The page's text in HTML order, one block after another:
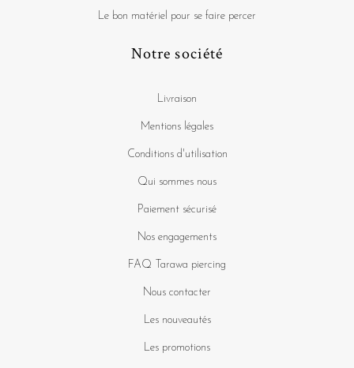
Le bon matériel pour se faire percer
Notre société
Livraison
Mentions légales
Conditions d'utilisation
Qui sommes nous
Paiement sécurisé
Nos engagements
FAQ Tarawa piercing
Nous contacter
Les nouveautés
Les promotions